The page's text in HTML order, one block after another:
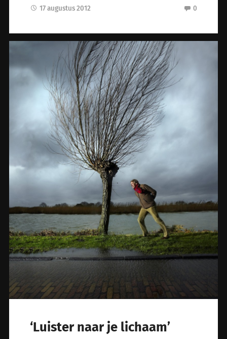
17 augustus 2012 0
‘Luister naar je lichaam’